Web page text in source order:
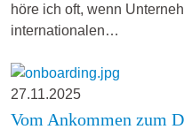
höre ich oft, wenn
internationalen…
27.11.2025
Vom Ankommen zum